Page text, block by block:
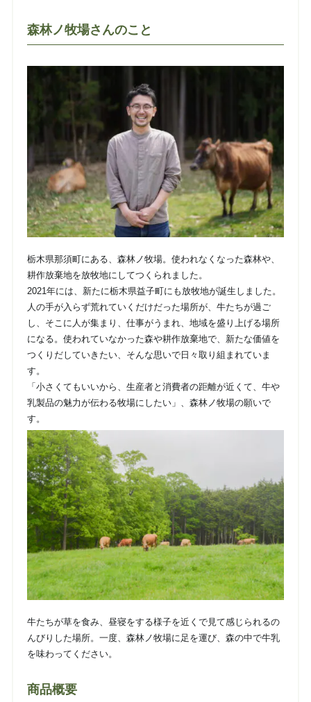
森林ノ牧場さんのこと
栃木県那須町にある、森林ノ牧場。使われなくなった森林や、
耕作放棄地を放牧地にしてつくられました。
2021年には、新たに栃木県益子町にも放牧地が誕生しました。
人の手が入らず荒れていくだけだった場所が、牛たちが過ご
し、そこに人が集まり、仕事がうまれ、地域を盛り上げる場所
になる。使われていなかった森や耕作放棄地で、新たな価値を
つくりだしていきたい、そんな思いで日々取り組まれていま
す。
「小さくてもいいから、生産者と消費者の距離が近くて、牛や
乳製品の魅力が伝わる牧場にしたい」、森林ノ牧場の願いで
す。
牛たちが草を食み、昼寝をする様子を近くで見て感じられるの
んびりした場所。一度、森林ノ牧場に足を運び、森の中で牛乳
を味わってください。
商品概要